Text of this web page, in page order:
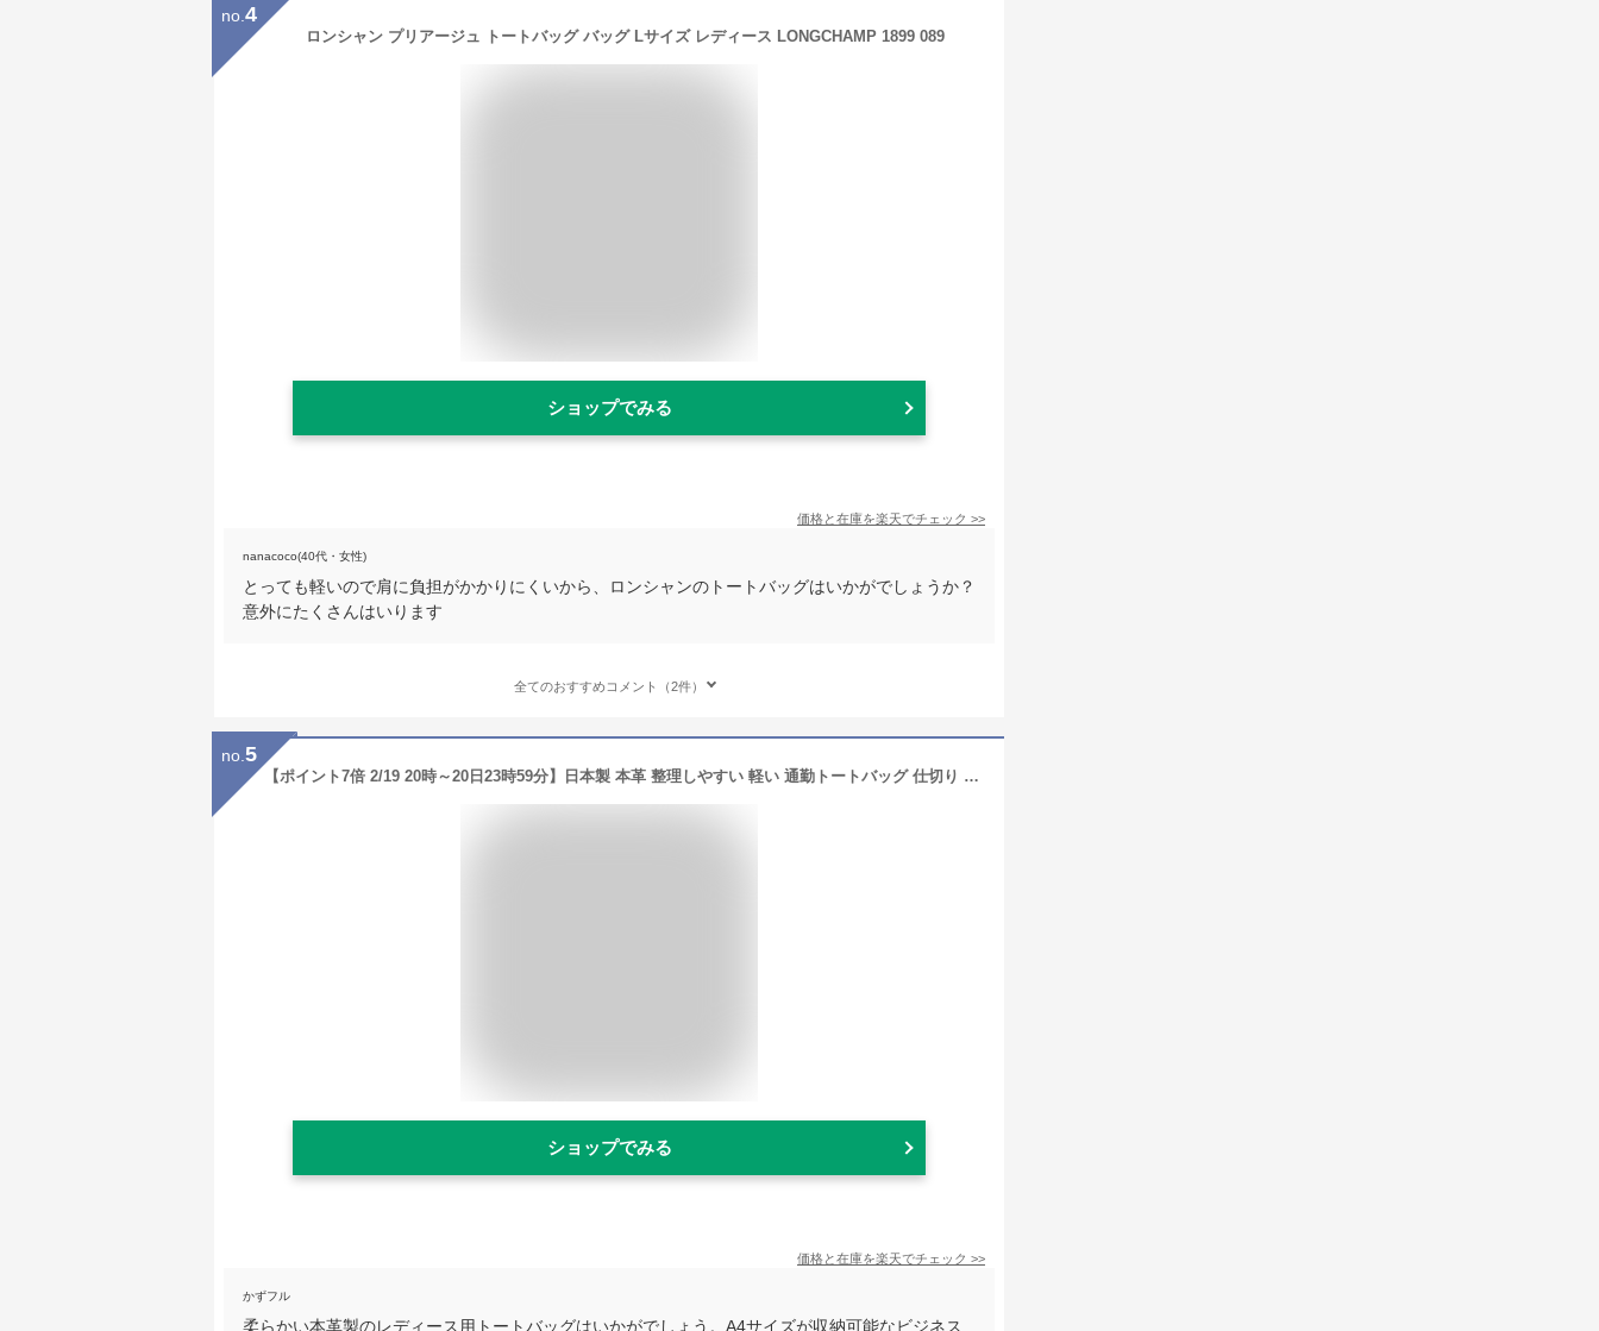
no. 4
ロンシャン プリアージュ トートバッグ バッグ Lサイズ レディース LONGCHAMP 1899 089
ショップでみる
価格と在庫を楽天でチェック >>
nanacoco(40代・女性)
とっても軽いので肩に負担がかかりにくいから、ロンシャンのトートバッグはいかがでしょうか？
意外にたくさんはいります
全てのおすすめコメント（2件）
no. 5
【ポイント7倍 2/19 20時～20日23時59分】日本製 本革 整理しやすい 軽い 通勤トートバッグ 仕切り 自立 a4 パソコン 通勤 通勤バッグ トートバッグ シンプル 革 レディース 女性 ビジネストートバッグ PC収納 本革ビジネスバッグ 軽量 ブランド レザートート レザー
ショップでみる
価格と在庫を楽天でチェック >>
かずフル
柔らかい本革製のレディース用トートバッグはいかがでしょう。A4サイズが収納可能なビジネス